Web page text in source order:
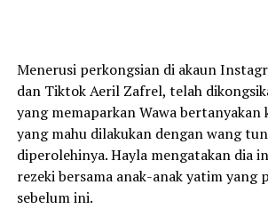
Menerusi perkongsian di akaun
dan Tiktok Aeril Zafrel, telah
yang memaparkan Wawa bertanyakan
yang mahu dilakukan dengan wang
diperolehinya. Hayla mengatakan dia
rezeki bersama anak-anak yatim yang
sebelum ini.